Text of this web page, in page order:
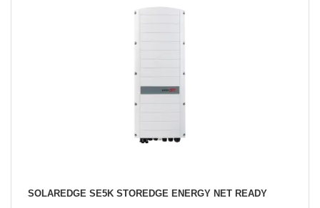
SOLAREDGE SE5K STOREDGE ENERGY NET READY